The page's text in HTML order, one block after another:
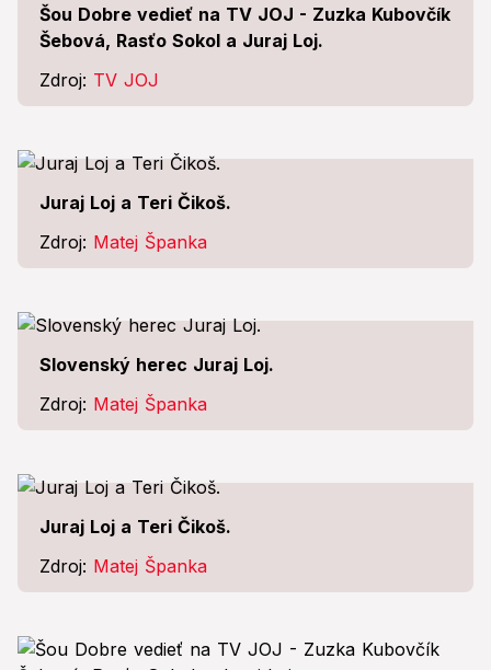
Šou Dobre vedieť na TV JOJ - Zuzka Kubovčík
Šebová, Rasťo Sokol a Juraj Loj.
Zdroj: TV JOJ
Juraj Loj a Teri Čikoš.
Zdroj: Matej Španka
Slovenský herec Juraj Loj.
Zdroj: Matej Španka
Juraj Loj a Teri Čikoš.
Zdroj: Matej Španka